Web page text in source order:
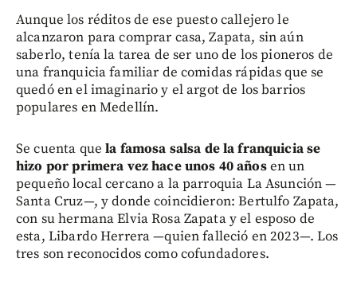
Aunque los réditos de ese puesto callejero le
alcanzaron para comprar casa, Zapata, sin aún
saberlo, tenía la tarea de ser uno de los pioneros de
una franquicia familiar de comidas rápidas que se
quedó en el imaginario y el argot de los barrios
populares en Medellín.
Se cuenta que la famosa salsa de la franquicia se
hizo por primera vez hace unos 40 añosen un
pequeño local cercano a la parroquia La Asunción —
Santa Cruz—, y donde coincidieron: Bertulfo Zapata,
con su hermana Elvia Rosa Zapata y el esposo de
esta, Libardo Herrera —quien falleció en 2023—. Los
tres son reconocidos como cofundadores.